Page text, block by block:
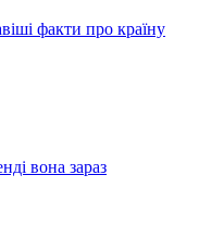
факти про країну
вона зараз